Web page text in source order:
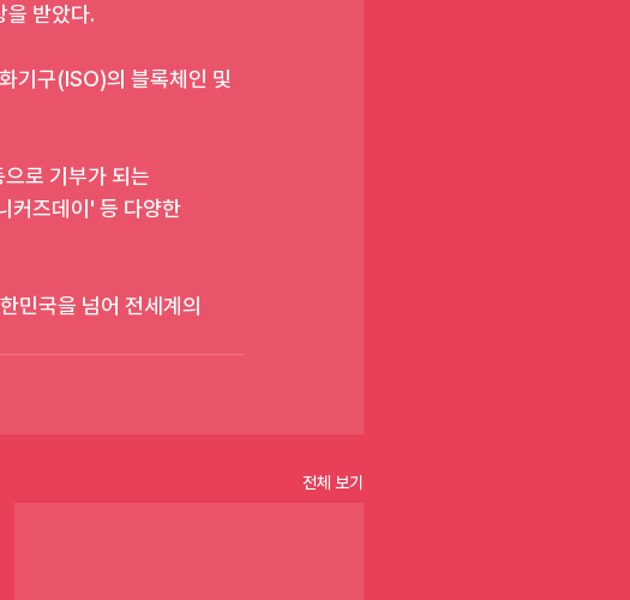
을 받았다.
기구(ISO)의 블록체인 및
로 기부가 되는
커즈데이' 등 다양한
민국을 넘어 전세계의
전체 보기